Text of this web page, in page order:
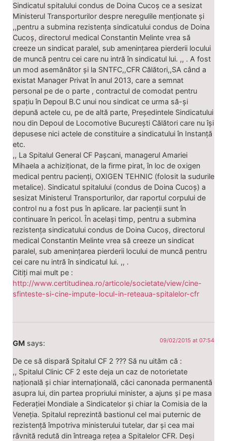
Sindicatul spitalului condus de Doina Cucoș ce a sesizat
Ministerul Transporturilor despre neregulile menționate și
,,pentru a submina rezistența sindicatului condus de Doina
Cucoș, directorul medical Constantin Melinte vrea să
creeze un sindicat paralel, sub amenințarea pierderii locului
de muncă pentru cei care nu intră în sindicatul lui. ,, . A fost
un mod asemănător și la SNTFC,,CFR Călători,,SA când a
existat Manager Privat în anul 2013, care a semnat
personal pe de o parte , contractul de comodat pentru
spațiu în Depoul B.C unui nou sindicat ce urma să-și
depună actele cu, pe de altă parte, Președintele Sindicatului
nou din Depoul de Locomotive București Călători care nu își
depusese nici actele de constituire a sindicatului în Instanță
etc.
,, La Spitalul General CF Pașcani, managerul Amariei
Mihaela a achiziționat, de la firme pirat, în loc de oxigen
medical pentru pacienți, OXIGEN TEHNIC (folosit la sudurile
metalice). Sindicatul spitalului (condus de Doina Cucoș) a
sesizat Ministerul Transporturilor, dar raportul corpului de
control nu a fost pus în aplicare. Iar pacienții sunt în
continuare în pericol. În același timp, pentru a submina
rezistența sindicatului condus de Doina Cucoș, directorul
medical Constantin Melinte vrea să creeze un sindicat
paralel, sub amenințarea pierderii locului de muncă pentru
cei care nu intră în sindicatul lui. ,, .
Citiți mai mult pe :
http://www.certitudinea.ro/articole/societate/view/cine-
sfinteste-si-cine-impute-locul-in-reteaua-spitalelor-cfr
GM says: 09/02/2015 at 07:54
De ce să dispară Spitalul CF 2 ??? Să nu uităm că :
,, Spitalul Clinic CF 2 este deja un caz de notorietate
națională și chiar internațională, căci canonada permanentă
asupra lui, din partea propriului minister, a ajuns și pe masa
Federației Mondiale a Sindicatelor și chiar la Comisia de la
Veneția. Spitalul reprezintă bastionul cel mai puternic de
rezistență împotriva ministerului tutelar, dar și cea mai
râvnită redută din întreaga rețea a Spitalelor CFR. Deși